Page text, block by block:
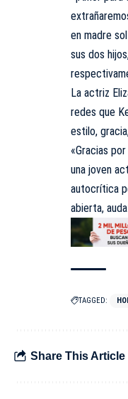
en madre
sus dos
La actriz
redes que
estilo,
«Gracias
una joven
autocrítica
abierta,
TAGGED:
Share This Article